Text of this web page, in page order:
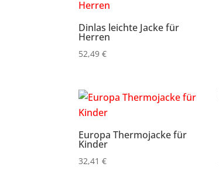
Dinlas leichte Jacke für
Herren
52,49€
Europa Thermojacke für
Kinder
32,41€